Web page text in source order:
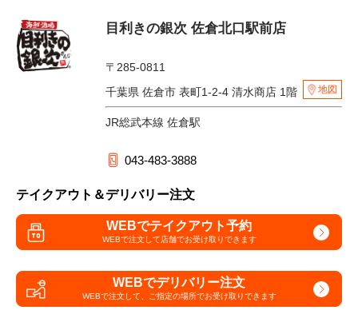
目利きの銀次 佐倉北口駅前店
〒285-0811
千葉県 佐倉市 表町1-2-4 清水商店 1階
地図
JR総武本線 佐倉駅
043-483-3888
テイクアウト＆デリバリー注文
WEBでテイクアウト予約
WEBで注文して店舗でお受け取りできます
WEBでデリバリー注文
WEBで注文して、 ご指定の場所でお受け取りできます